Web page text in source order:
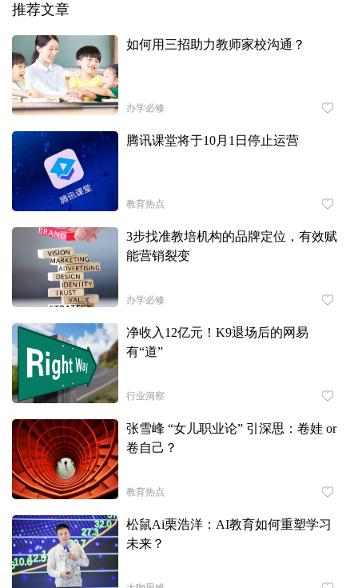
推荐文章
如何用三招助力教师家校沟通？
办学必修
腾讯课堂将于10月1日停止运营
教育热点
3步找准教培机构的品牌定位，有效赋
能营销裂变
办学必修
净收入12亿元！K9退场后的网易
有“道”
行业洞察
张雪峰 “女儿职业论” 引深思：卷娃 or
卷自己？
教育热点
松鼠Ai栗浩洋：AI教育如何重塑学习
未来？